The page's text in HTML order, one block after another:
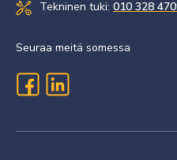
Tekninen tuki: 010 328
Seuraa meitä somessa